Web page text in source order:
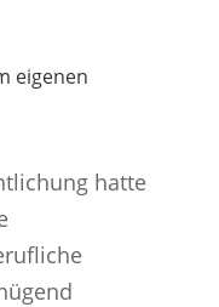
eigenen
hatte